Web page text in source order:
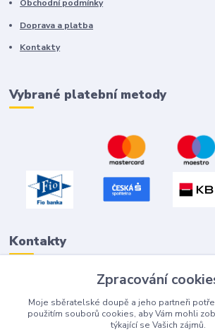
Obchodní podmínky
Doprava a platba
Kontakty
Vybrané platební metody
Kontakty
info@tivan.cz
Zpracování
Moje sběratelské doupě a jeho partneři
použitím souborů cookies, aby Vám mohli
týkající se Vašich zájmů.